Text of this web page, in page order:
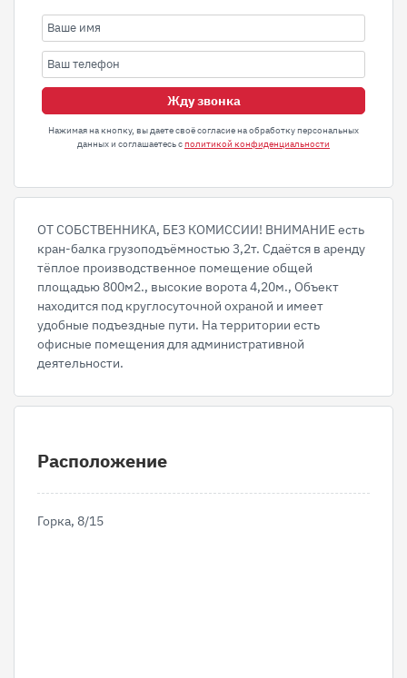
Жду звонка
Нажимая на кнопку, вы даете своё согласие на обработку персональных
данных и соглашаетесь сполитикой конфиденциальности
ОТ СОБСТВЕННИКА, БЕЗ КОМИССИИ! ВНИМАНИЕ есть
кран-балка грузоподъёмностью 3,2т. Сдаётся в аренду
тёплое производственное помещение общей
площадью 800м2., высокие ворота 4,20м., Объект
находится под круглосуточной охраной и имеет
удобные подъездные пути. На территории есть
офисные помещения для административной
деятельности.
Расположение
Горка, 8/15